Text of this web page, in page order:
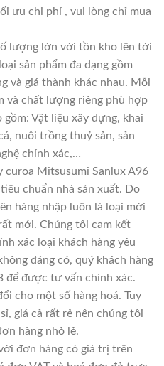
ưu chi phí , vui lòng chỉ mua
lượng lớn với tồn kho lên tới
sản phẩm đa dạng gồm
và giá thành khác nhau. Mỗi
và chất lượng riêng phù hợp
Vật liệu xây dựng, khai
nuôi trồng thuỷ sản, sản
chính xác,…
curoa Mitsusumi Sanlux A96
chuẩn nhà sản xuất. Do
hàng nhập luôn là loại mới
mới. Chúng tôi cam kết
xác loại khách hàng yêu
đáng có, quý khách hàng
để được tư vấn chính xác.
cho một số hàng hoá. Tuy
giá cả rất rẻ nên chúng tôi
hàng nhỏ lẻ.
đơn hàng có giá trị trên